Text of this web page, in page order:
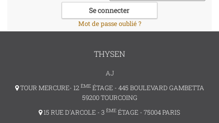
Mot de passe oublié ?
THYSEN
AJ
TOUR MERCURE- 12 ÈMEÉTAGE - 445 BOULEVARD GAMBETTA
59200 TOURCOING
15 RUE D'ARCOLE - 3 ÈME ÉTAGE - 75004 PARIS